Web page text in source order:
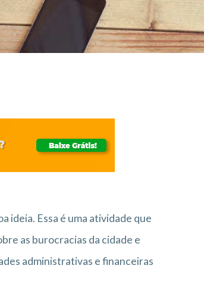
ideia. Essa é uma atividade que
as burocracias da cidade e
administrativas e financeiras